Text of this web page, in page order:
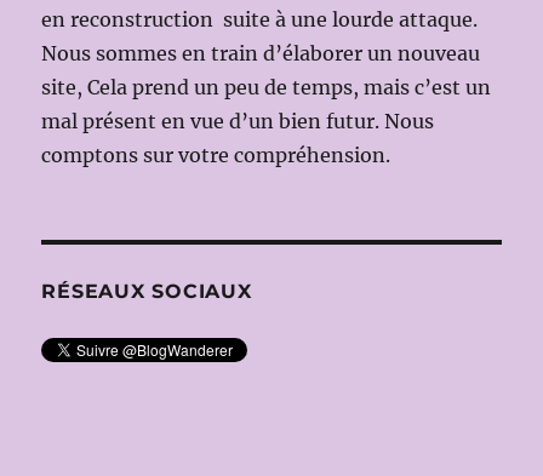
en reconstruction suite à une lourde attaque.
Nous sommes en train d’élaborer un nouveau
site, Cela prend un peu de temps, mais c’est un
mal présent en vue d’un bien futur. Nous
comptons sur votre compréhension.
RÉSEAUX SOCIAUX